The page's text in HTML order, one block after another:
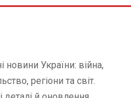
новини України: війна,
регіони та світ.